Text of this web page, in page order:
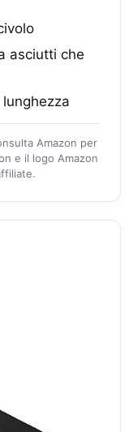
asciutti che
Amazon per
e il logo Amazon